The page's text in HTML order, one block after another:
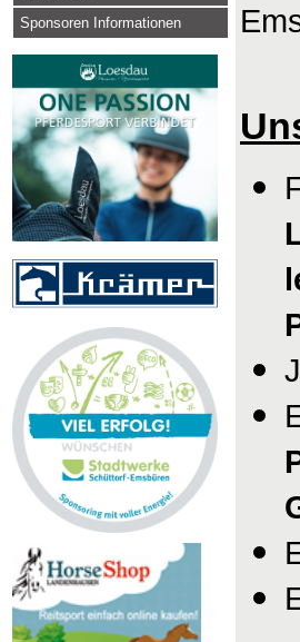
Sponsoren Informationen